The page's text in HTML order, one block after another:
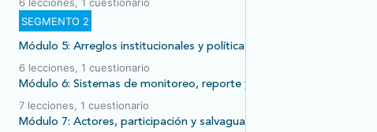
6 lecciones, 1 cuestionario
SEGMENTO 2
Módulo 5: Arreglos institucionales y políticas públicas
6 lecciones, 1 cuestionario
Módulo 6: Sistemas de monitoreo, reporte y verificación para
7 lecciones, 1 cuestionario
Módulo 7: Actores, participación y salvaguardas